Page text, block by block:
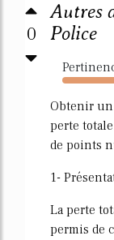
0
Autres
Police
5042%
Obtenir un
perte
de points
1-
La perte
permis de